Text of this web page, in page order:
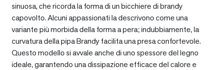
sinuosa, che ricorda la forma di un bicchiere di brandy
capovolto. Alcuni appassionati la descrivono come una
variante più morbida della forma a pera; indubbiamente, la
curvatura della pipa Brandy facilita una presa confortevole.
Questo modello si avvale anche di uno spessore del legno
ideale, garantendo una dissipazione efficace del calore e